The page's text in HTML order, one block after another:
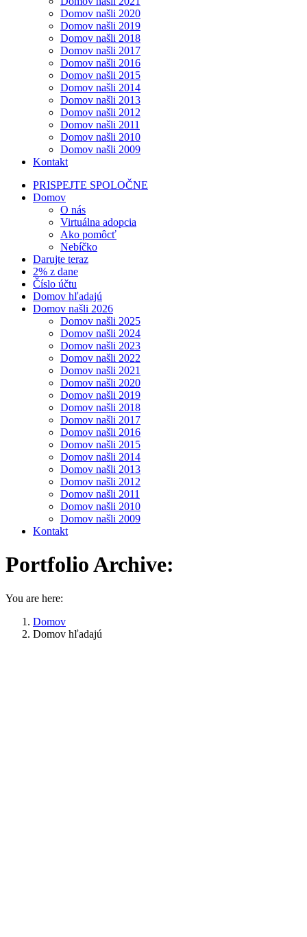
Domov našli 2020
Domov našli 2019
Domov našli 2018
Domov našli 2017
Domov našli 2016
Domov našli 2015
Domov našli 2014
Domov našli 2013
Domov našli 2012
Domov našli 2011
Domov našli 2010
Domov našli 2009
Kontakt
PRISPEJTE SPOLOČNE
Domov
O nás
Virtuálna adopcia
Ako pomôcť
Nebíčko
Darujte teraz
2% z dane
Číslo účtu
Domov hľadajú
Domov našli 2026
Domov našli 2025
Domov našli 2024
Domov našli 2023
Domov našli 2022
Domov našli 2021
Domov našli 2020
Domov našli 2019
Domov našli 2018
Domov našli 2017
Domov našli 2016
Domov našli 2015
Domov našli 2014
Domov našli 2013
Domov našli 2012
Domov našli 2011
Domov našli 2010
Domov našli 2009
Kontakt
Portfolio Archive:
You are here:
Domov
Domov hľadajú